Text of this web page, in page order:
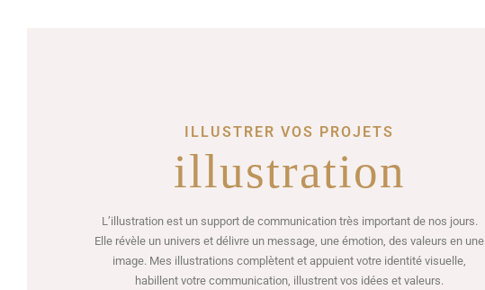
ILLUSTRER VOS PROJETS
illustration
L’illustration est un support de communication très important de nos jours.
Elle révèle un univers et délivre un message, une émotion, des valeurs en une
image. Mes illustrations complètent et appuient votre identité visuelle,
habillent votre communication, illustrent vos idées et valeurs.